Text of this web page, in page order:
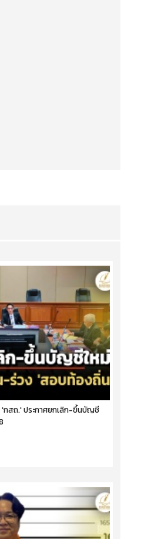
'กสถ.' ประกาศยกเลิก-ขึ้นบัญชี